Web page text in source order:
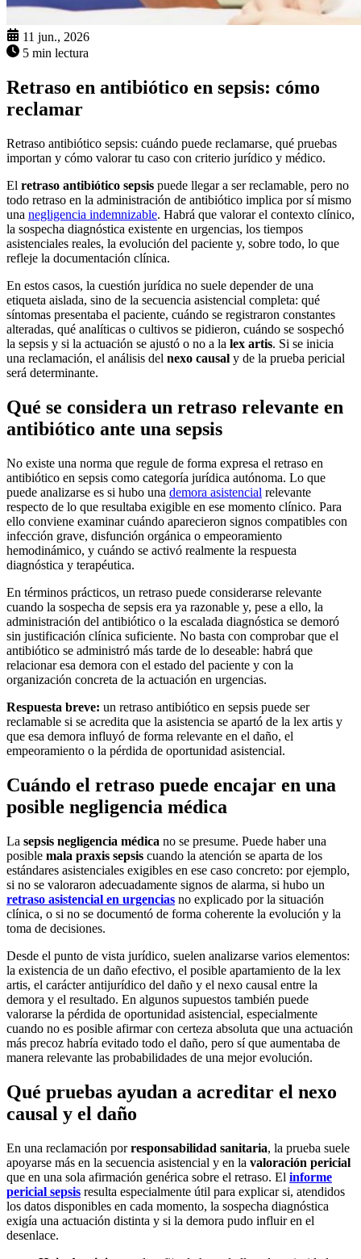
11 jun., 2026
5 min lectura
Retraso en antibiótico en sepsis: cómo
reclamar
Retraso antibiótico sepsis: cuándo puede reclamarse, qué pruebas
importan y cómo valorar tu caso con criterio jurídico y médico.
El retraso antibiótico sepsis puede llegar a ser reclamable, pero no
todo retraso en la administración de antibiótico implica por sí mismo
una negligencia indemnizable. Habrá que valorar el contexto clínico,
la sospecha diagnóstica existente en urgencias, los tiempos
asistenciales reales, la evolución del paciente y, sobre todo, lo que
refleje la documentación clínica.
En estos casos, la cuestión jurídica no suele depender de una
etiqueta aislada, sino de la secuencia asistencial completa: qué
síntomas presentaba el paciente, cuándo se registraron constantes
alteradas, qué analíticas o cultivos se pidieron, cuándo se sospechó
la sepsis y si la actuación se ajustó o no a la lex artis. Si se inicia
una reclamación, el análisis del nexo causal y de la prueba pericial
será determinante.
Qué se considera un retraso relevante en
antibiótico ante una sepsis
No existe una norma que regule de forma expresa el retraso en
antibiótico en sepsis como categoría jurídica autónoma. Lo que
puede analizarse es si hubo una demora asistencial relevante
respecto de lo que resultaba exigible en ese momento clínico. Para
ello conviene examinar cuándo aparecieron signos compatibles con
infección grave, disfunción orgánica o empeoramiento
hemodinámico, y cuándo se activó realmente la respuesta
diagnóstica y terapéutica.
En términos prácticos, un retraso puede considerarse relevante
cuando la sospecha de sepsis era ya razonable y, pese a ello, la
administración del antibiótico o la escalada diagnóstica se demoró
sin justificación clínica suficiente. No basta con comprobar que el
antibiótico se administró más tarde de lo deseable: habrá que
relacionar esa demora con el estado del paciente y con la
organización concreta de la actuación en urgencias.
Respuesta breve: un retraso antibiótico en sepsis puede ser
reclamable si se acredita que la asistencia se apartó de la lex artis y
que esa demora influyó de forma relevante en el daño, el
empeoramiento o la pérdida de oportunidad asistencial.
Cuándo el retraso puede encajar en una
posible negligencia médica
La sepsis negligencia médica no se presume. Puede haber una
posible mala praxis sepsis cuando la atención se aparta de los
estándares asistenciales exigibles en ese caso concreto: por ejemplo,
si no se valoraron adecuadamente signos de alarma, si hubo un
retraso asistencial en urgencias no explicado por la situación
clínica, o si no se documentó de forma coherente la evolución y la
toma de decisiones.
Desde el punto de vista jurídico, suelen analizarse varios elementos:
la existencia de un daño efectivo, el posible apartamiento de la lex
artis, el carácter antijurídico del daño y el nexo causal entre la
demora y el resultado. En algunos supuestos también puede
valorarse la pérdida de oportunidad asistencial, especialmente
cuando no es posible afirmar con certeza absoluta que una actuación
más precoz habría evitado todo el daño, pero sí que aumentaba de
manera relevante las probabilidades de una mejor evolución.
Qué pruebas ayudan a acreditar el nexo
causal y el daño
En una reclamación porresponsabilidad sanitaria, la prueba suele
apoyarse más en la secuencia asistencial y en la valoración pericial
que en una sola afirmación genérica sobre el retraso. El informe
pericial sepsis resulta especialmente útil para explicar si, atendidos
los datos disponibles en cada momento, la sospecha diagnóstica
exigía una actuación distinta y si la demora pudo influir en el
desenlace.